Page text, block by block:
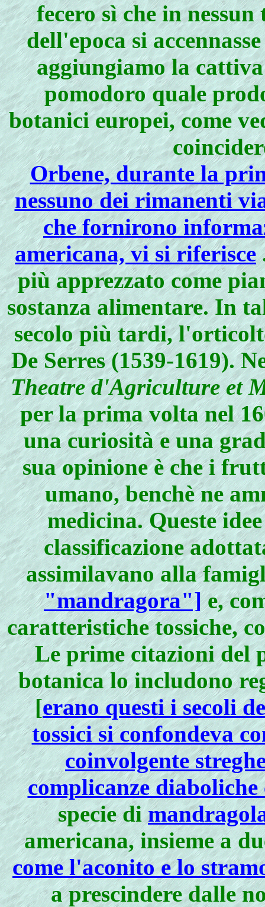
fecero sì che in
dell'epoca si
aggiungiamo la
pomodoro quale
botanici europei, come
Orbene, durante la
nessuno dei rimanenti
che fornirono
americana, vi si riferisce
più apprezzato come
sostanza alimentare. In
secolo più tardi,
De Serres (1539-1619).
Theatre d'Agriculture et
per la prima volta nel
una curiosità e una
sua opinione è che i
umano, benchè ne
medicina.Queste
classificazione
assimilavano alla
"mandragora"]e,
caratteristiche tossiche,
Le prime citazioni del
botanica lo includono
[erano questi i secoli
tossici si confondeva
coinvolgente
complicanze diaboliche
specie di
americana, insieme a
come l'aconito e lo
a prescindere dalle